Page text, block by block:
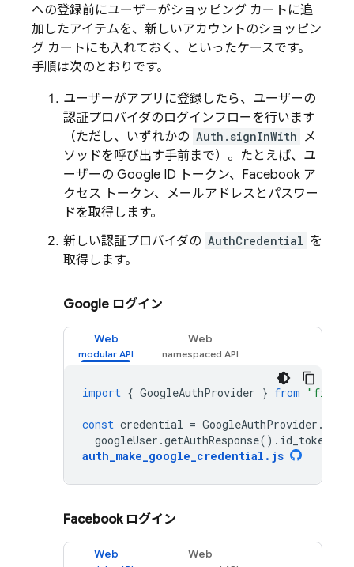
への登録前にユーザーがショッピング カートに追
加したアイテムを、新しいアカウントのショッピン
グ カートにも入れておく、といったケースです。
手順は次のとおりです。
ユーザーがアプリに登録したら、ユーザーの
認証プロバイダのログインフローを行います
（ただし、いずれかの Auth.signInWith メ
ソッドを呼び出す手前まで）。たとえば、ユ
ーザーの Google ID トークン、Facebook ア
クセス トークン、メールアドレスとパスワー
ドを取得します。
新しい認証プロバイダの AuthCredential を
取得します。
Google ログイン
Web Web
import { GoogleAuthProvider } from
const credential = GoogleAuthProvider .
googleUser .getAuthResponse(). id_token
auth_make_google_credential . js
Facebook ログイン
Web Web